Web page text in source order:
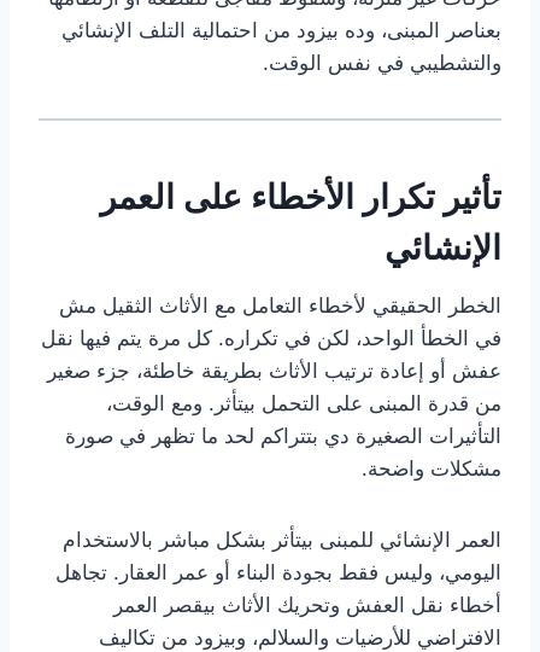
بعناصر المبنى، وده بيزود من احتمالية التلف الإنشائي
والتشطيبي في نفس الوقت.
تأثير تكرار الأخطاء على العمر
الإنشائي
الخطر الحقيقي لأخطاء التعامل مع الأثاث الثقيل مش
في الخطأ الواحد، لكن في تكراره. كل مرة يتم فيها نقل
عفش أو إعادة ترتيب الأثاث بطريقة خاطئة، جزء صغير
من قدرة المبنى على التحمل بيتأثر. ومع الوقت،
التأثيرات الصغيرة دي بتتراكم لحد ما تظهر في صورة
مشكلات واضحة.
العمر الإنشائي للمبنى بيتأثر بشكل مباشر بالاستخدام
اليومي، وليس فقط بجودة البناء أو عمر العقار. تجاهل
أخطاء نقل العفش وتحريك الأثاث بيقصر العمر
الافتراضي للأرضيات والسلالم، وبيزود من تكاليف